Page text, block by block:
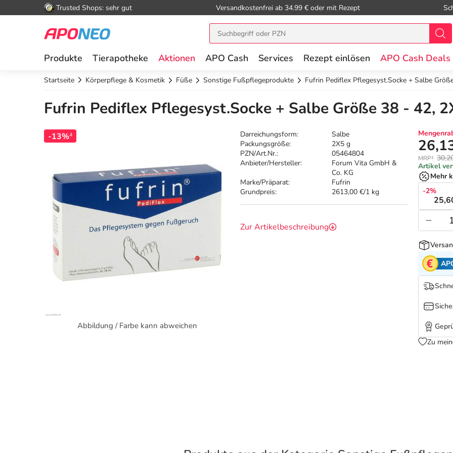
Trusted Shops: sehr gut Versandkostenfrei ab 34.99 € oder mit Rezept
Produkte Tierapotheke Aktionen APO Cash Services Rezept einlösen APO Cash Deals
Startseite Körperpflege & Kosmetik Füße Sonstige Fußpflegeprodukte Fufrin Pediflex Pflegesyst.Socke + Salbe
Fufrin Pediflex Pflegesyst.Socke + Salbe Größe 38 - 42,
-13%4
Abbildung / Farbe kann abweichen
Darreichungsform:
Salbe
Packungsgröße:
2X5 g
PZN/Art.Nr.:
05464804
Anbieter/Hersteller:
Forum Vita GmbH &
Co. KG
Marke/Präparat:
Fufrin
Grundpreis:
2613,00 €/1 kg
Zur Artikelbeschreibung
MRP²
Artikel
Mehr
-2%
Zu